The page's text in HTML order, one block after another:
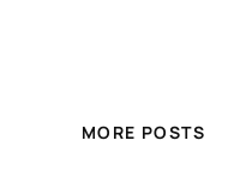
MORE POSTS